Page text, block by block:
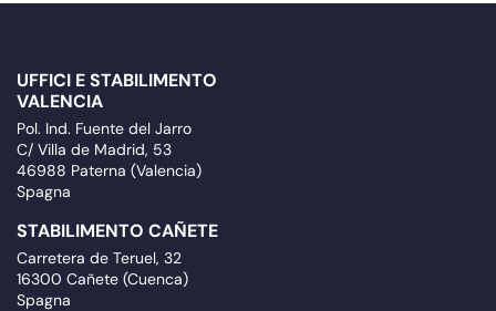
UFFICI E STABILIMENTO
VALENCIA
Pol. Ind. Fuente del Jarro
C/ Villa de Madrid, 53
46988 Paterna (Valencia)
Spagna
STABILIMENTO CAÑETE
Carretera de Teruel, 32
16300 Cañete (Cuenca)
Spagna